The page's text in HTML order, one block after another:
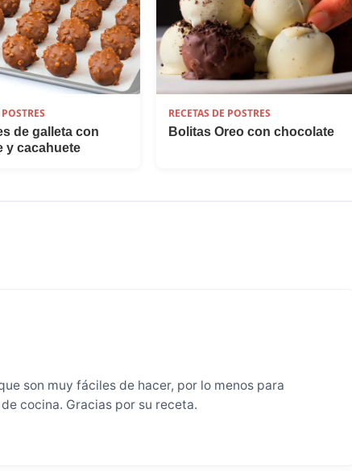
de galleta con
y cacahuete
RECETAS DE POSTRES
Bolitas Oreo con chocolate
son muy fáciles de hacer, por lo menos para
cocina. Gracias por su receta.